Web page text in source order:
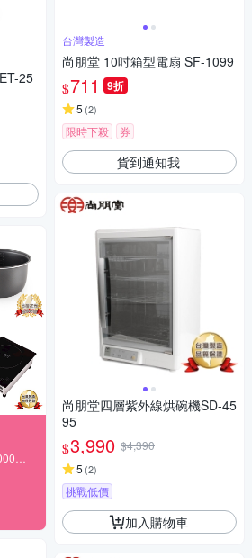
25
台灣製造
尚朋堂 10吋箱型電扇 SF-1099
$711 9折
5 (2)
限時下殺 券
貨到通知我
尚朋堂四層紫外線烘碗機SD-45
95
$3,990 $4,390
5 (2)
挑戰低價
加入購物車